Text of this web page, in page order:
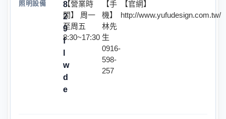
照明設備
8
2
9
f
w
d
e
【營業時
間】 周一
至周五
8:30~17:30
【手
機】
林先
生
0916-
598-
257
【官網】
http://www.yufudesign.com.tw/